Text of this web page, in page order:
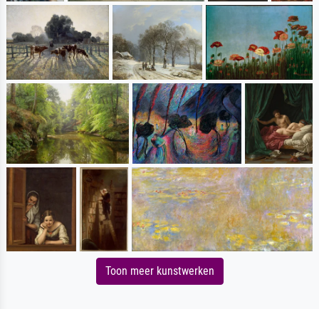
Toon meer kunstwerken